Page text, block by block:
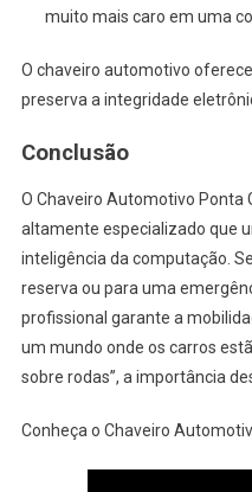
muito mais caro em uma
O chaveiro automotivo
preserva a integridade
Conclusão
O Chaveiro Automotivo Ponta
altamente especializado que
inteligência da computação.
reserva ou para uma
profissional garante a
um mundo onde os carros
sobre rodas”, a importância
Conheça o Chaveiro